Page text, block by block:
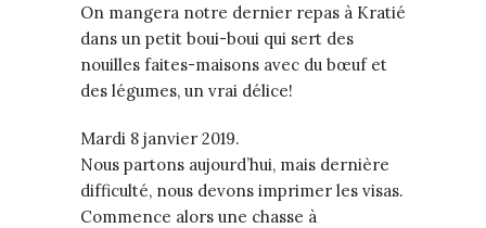
On mangera notre dernier repas à Kratié
dans un petit boui-boui qui sert des
nouilles faites-maisons avec du bœuf et
des légumes, un vrai délice!
Mardi 8 janvier 2019.
Nous partons aujourd’hui, mais dernière
difficulté, nous devons imprimer les visas.
Commence alors une chasse à